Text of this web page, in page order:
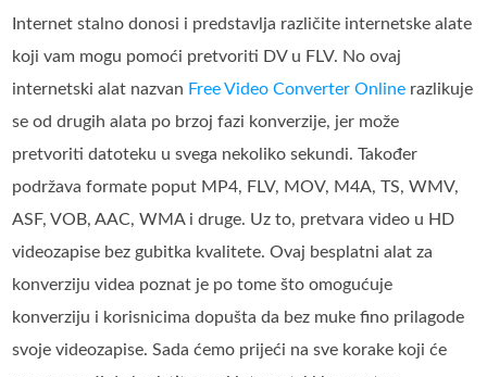
Internet stalno donosi i predstavlja različite internetske alate
koji vam mogu pomoći pretvoriti DV u FLV. No ovaj
internetski alat nazvan Free Video Converter Online razlikuje
se od drugih alata po brzoj fazi konverzije, jer može
pretvoriti datoteku u svega nekoliko sekundi. Također
podržava formate poput MP4, FLV, MOV, M4A, TS, WMV,
ASF, VOB, AAC, WMA i druge. Uz to, pretvara video u HD
videozapise bez gubitka kvalitete. Ovaj besplatni alat za
konverziju videa poznat je po tome što omogućuje
konverziju i korisnicima dopušta da bez muke fino prilagode
svoje videozapise. Sada ćemo prijeći na sve korake koji će